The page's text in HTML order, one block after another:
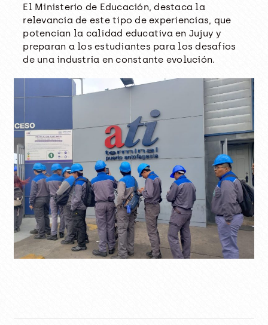
El Ministerio de Educación, destaca la
relevancia de este tipo de experiencias, que
potencian la calidad educativa en Jujuy y
preparan a los estudiantes para los desafíos
de una industria en constante evolución.